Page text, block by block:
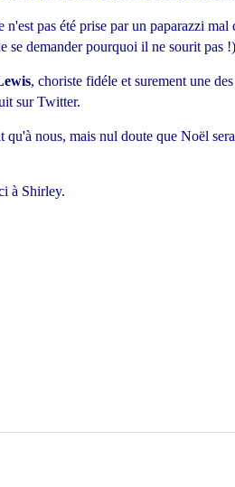
n'est pas été prise par un paparazzi
se demander pourquoi il ne sourit pas
, choriste fidéle et surement une
sur Twitter.
qu'à nous, mais nul doute que Noël
à Shirley.